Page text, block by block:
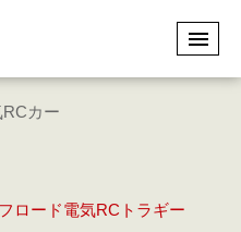
RCカー
ロード電気RCトラギー